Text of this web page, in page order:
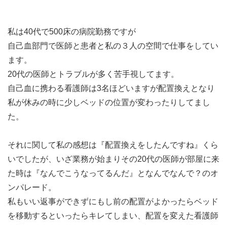
私は40代で500床の病院勤務ですが
自己血部門で医師と患者と私の３人の空間で仕事をしてい
ます。
20代の医師とトラブルが多く苦手視してます。
自己血に携わる看護師は3名ほどいますが配置換えとなり
私が休みの時に少しベッドの位置が変わったりしてまし
た。
それに関して私の感想は『配置換えをしたんですね』くら
いでしたが、いざ業務が始まりその20代の医師が部屋に来
た時は『なんでこうなってるんだ』となんでなんで？のオ
ンパレード。
私もいい返事ができずにもし前の配置がよかったらベッド
を移動するといったらキレてしまい、配置を変えた看護師